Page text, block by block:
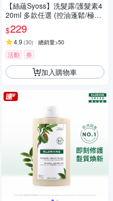
【絲蘊Syoss】洗髮露/護髮素4
20ml 多款任選 (控油蓬鬆/極潤
修護/強健髮根/淨透清潤/去屑控
油)
$229
4.9 (30) 總銷量>50
活動 券
加入購物車